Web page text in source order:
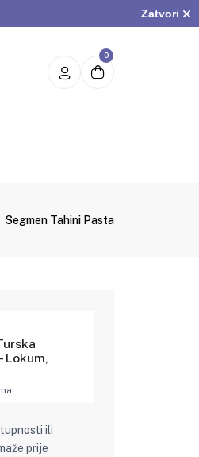
Zatvori
0
Segmen Tahini Pasta
Lokum,
ili
prije